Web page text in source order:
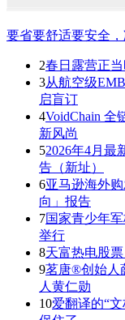
要省要舒适要安全
2春日露营正
3从航空级
启盲订
4VoidChain 全
新风尚
52026年4月最
告（新址）
6亚马逊海外
向」报告
7国家青少年
举行
8天富热电股
9茗唐®创始人
人黄仁勋
10爱翻译的“